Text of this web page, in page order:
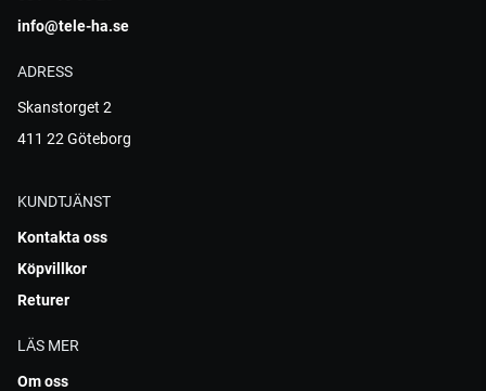
info@tele-ha.se
ADRESS
Skanstorget 2
411 22 Göteborg
KUNDTJÄNST
Kontakta oss
Köpvillkor
Returer
LÄS MER
Om oss